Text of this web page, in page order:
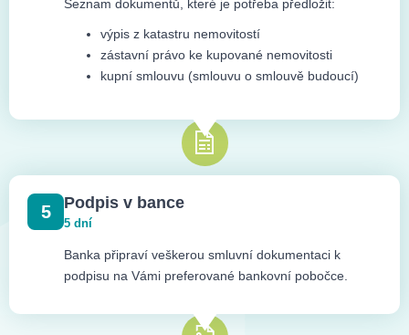
Seznam dokumentů, které je potřeba předložit:
výpis z katastru nemovitostí
zástavní právo ke kupované nemovitosti
kupní smlouvu (smlouvu o smlouvě budoucí)
5 Podpis v bance
5 dní
Banka připraví veškerou smluvní dokumentaci k
podpisu na Vámi preferované bankovní pobočce.